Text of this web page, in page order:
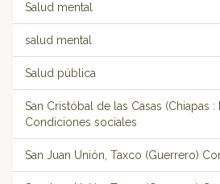
Salud mental
salud mental
Salud pública
San Cristóbal de las Casas (Chiapas :
Condiciones sociales
San Juan Unión, Taxco (Guerrero)